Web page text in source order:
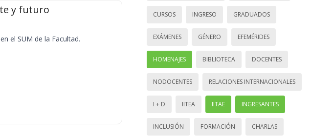
y futuro
el SUM de la Facultad.
CURSOS INGRESO GRADUADOS
EXÁMENES GÉNERO EFEMÉRIDES
HOMENAJES BIBLIOTECA DOCENTES
NODOCENTES RELACIONES INTERNACIONALES
I + D IITEA IITAE INGRESANTES
INCLUSIÓN FORMACIÓN CHARLAS